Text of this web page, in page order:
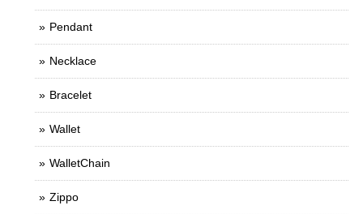
Pendant
Necklace
Bracelet
Wallet
WalletChain
Zippo